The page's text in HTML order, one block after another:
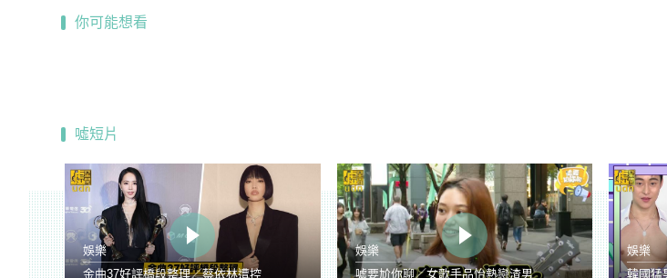
你可能想看
噓短片
娛樂
金曲37好評橋段整理／蔡依林遭控
娛樂
噓要尬你聊／女歌手品怡熱戀渣男
娛樂
韓國猛